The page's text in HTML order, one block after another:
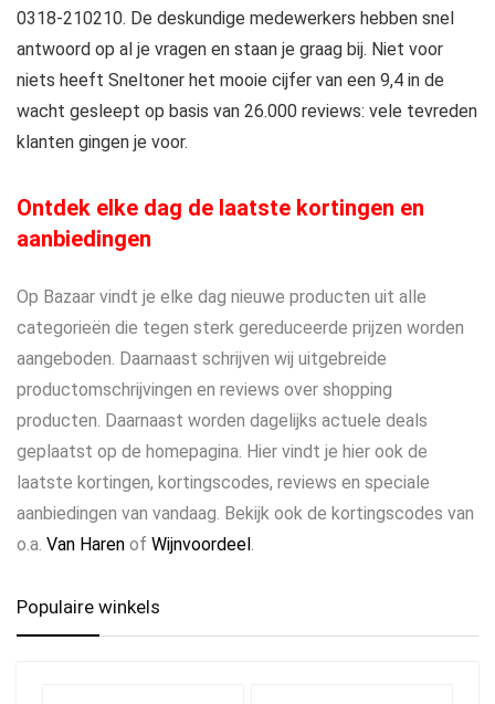
0318-210210. De deskundige medewerkers hebben snel
antwoord op al je vragen en staan je graag bij. Niet voor
niets heeft Sneltoner het mooie cijfer van een 9,4 in de
wacht gesleept op basis van 26.000 reviews: vele tevreden
klanten gingen je voor.
Ontdek elke dag de laatste kortingen en
aanbiedingen
Op Bazaar vindt je elke dag nieuwe producten uit alle
categorieën die tegen sterk gereduceerde prijzen worden
aangeboden. Daarnaast schrijven wij uitgebreide
productomschrijvingen en reviews over shopping
producten. Daarnaast worden dagelijks actuele deals
geplaatst op de homepagina. Hier vindt je hier ook de
laatste kortingen, kortingscodes, reviews en speciale
aanbiedingen van vandaag. Bekijk ook de kortingscodes van
o.a. Van Haren of Wijnvoordeel.
Populaire winkels